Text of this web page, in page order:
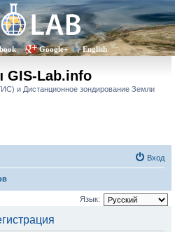
Google+ English
Lab.info
и Дистанционное зондирование Земли
Вход
Язык: